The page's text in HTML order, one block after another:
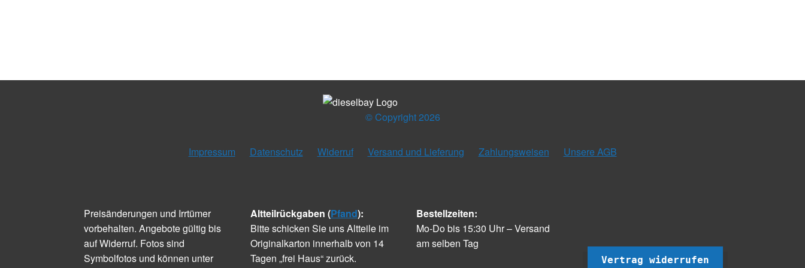
© Copyright 2026
Impressum Datenschutz Widerruf Versand und Lieferung Zahlungsweisen Unsere AGB
Preisänderungen und Irrtümer
vorbehalten. Angebote gültig bis
auf Widerruf. Fotos sind
Symbolfotos und können unter
Altteilrückgaben (Pfand):
Bitte schicken Sie uns Altteile im
Originalkarton innerhalb von 14
Tagen „frei Haus“ zurück.
Bestellzeiten:
Mo-Do bis 15:30 Uhr – Versand
am selben Tag
Vertrag widerrufen